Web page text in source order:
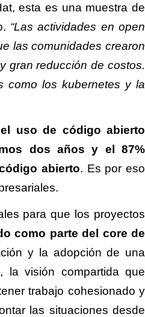
esta es una muestra de
“Las actividades en open
las comunidades crearon
gran reducción de costos.
como los kubernetes y la
uso de código abierto
dos años y el 87%
abierto. Es por eso
para que los proyectos
como parte del core de
y la adopción de una
la visión compartida que
trabajo cohesionado y
las situaciones desde